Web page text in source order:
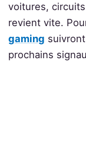
voitures,
revient vite.
gaming
prochains